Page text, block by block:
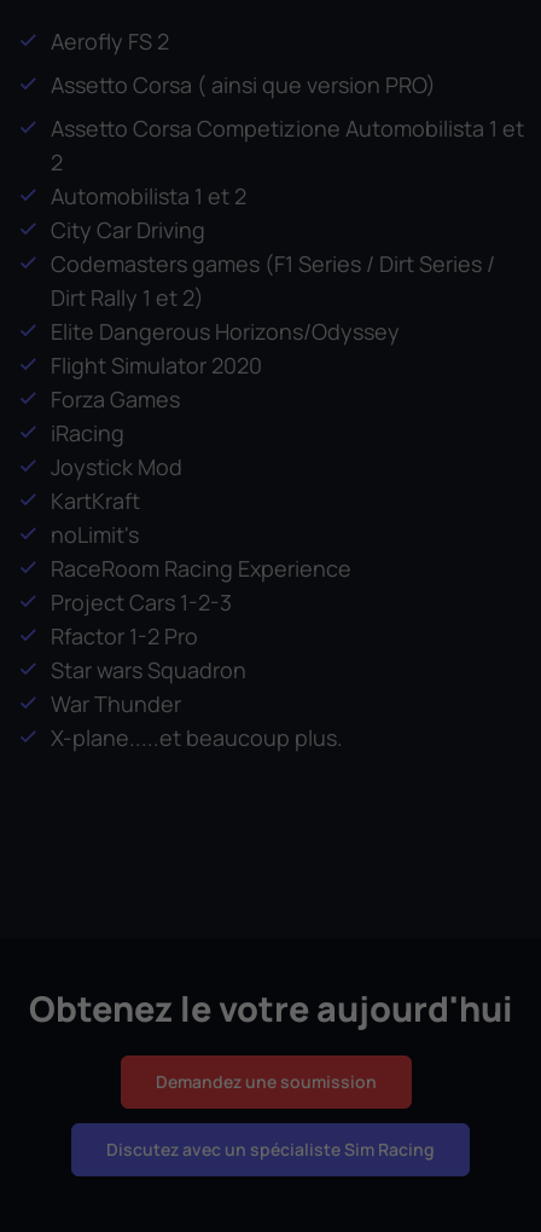
Aerofly FS 2
Assetto Corsa ( ainsi que version PRO)
Assetto Corsa Competizione Automobilista 1 et
2
Automobilista 1 et 2
City Car Driving
Codemasters games (F1 Series / Dirt Series /
Dirt Rally 1 et 2)
Elite Dangerous Horizons/Odyssey
Flight Simulator 2020
Forza Games
iRacing
Joystick Mod
KartKraft
noLimit's
RaceRoom Racing Experience
Project Cars 1-2-3
Rfactor 1-2 Pro
Star wars Squadron
War Thunder
X-plane.....et beaucoup plus.
Obtenez le votre aujourd'hui
Demandez une soumission
Discutez avec un spécialiste Sim Racing